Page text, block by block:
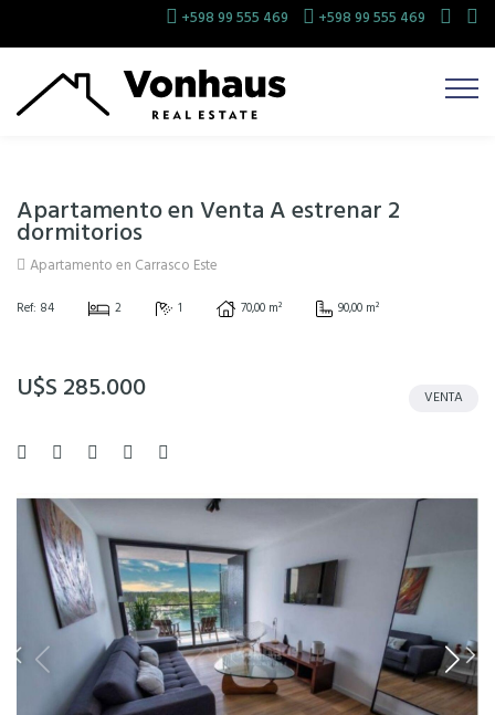
+598 99 555 469 +598 99 555 469
Apartamento en Venta A estrenar 2
dormitorios
Apartamento en Carrasco Este
Ref: 84 2 1 70,00 m² 90,00 m²
U$S 285.000 VENTA